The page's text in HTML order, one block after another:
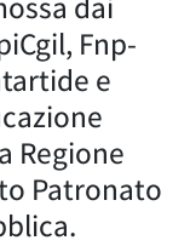
Fnp-
e
Regione
Patronato